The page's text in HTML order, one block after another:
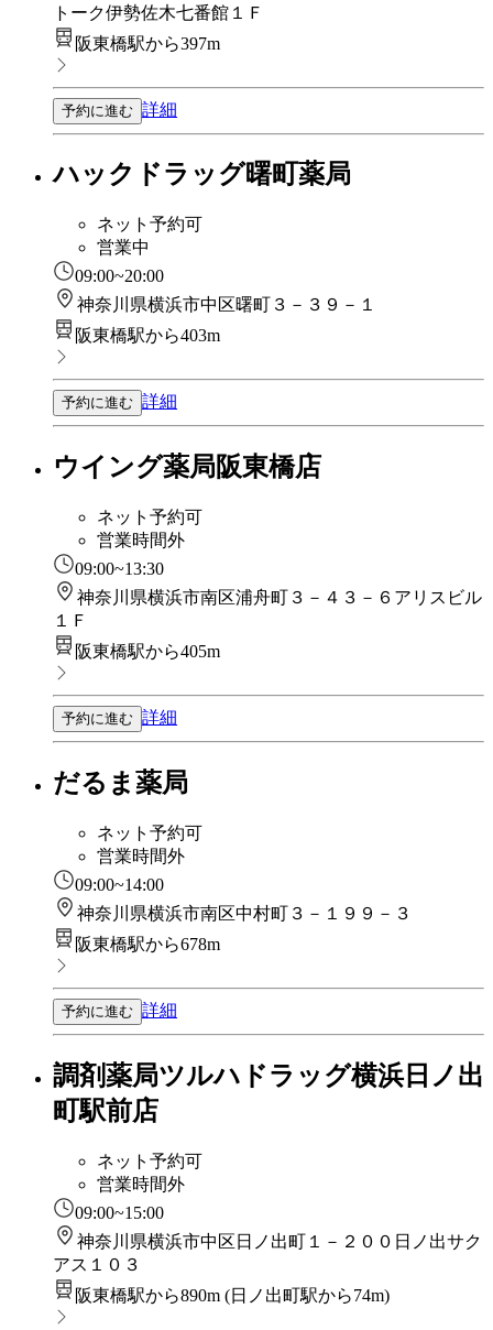
トーク伊勢佐木七番館１Ｆ
阪東橋駅から397m
予約に進む 詳細
ハックドラッグ曙町薬局
ネット予約可
営業中
09:00~20:00
神奈川県横浜市中区曙町３－３９－１
阪東橋駅から403m
予約に進む 詳細
ウイング薬局阪東橋店
ネット予約可
営業時間外
09:00~13:30
神奈川県横浜市南区浦舟町３－４３－６アリスビル
１Ｆ
阪東橋駅から405m
予約に進む 詳細
だるま薬局
ネット予約可
営業時間外
09:00~14:00
神奈川県横浜市南区中村町３－１９９－３
阪東橋駅から678m
予約に進む 詳細
調剤薬局ツルハドラッグ横浜日ノ出
町駅前店
ネット予約可
営業時間外
09:00~15:00
神奈川県横浜市中区日ノ出町１－２００日ノ出サク
アス１０３
阪東橋駅から890m (日ノ出町駅から74m)